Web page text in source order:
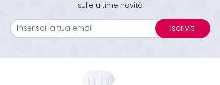
sulle ultime novità
Iscriviti